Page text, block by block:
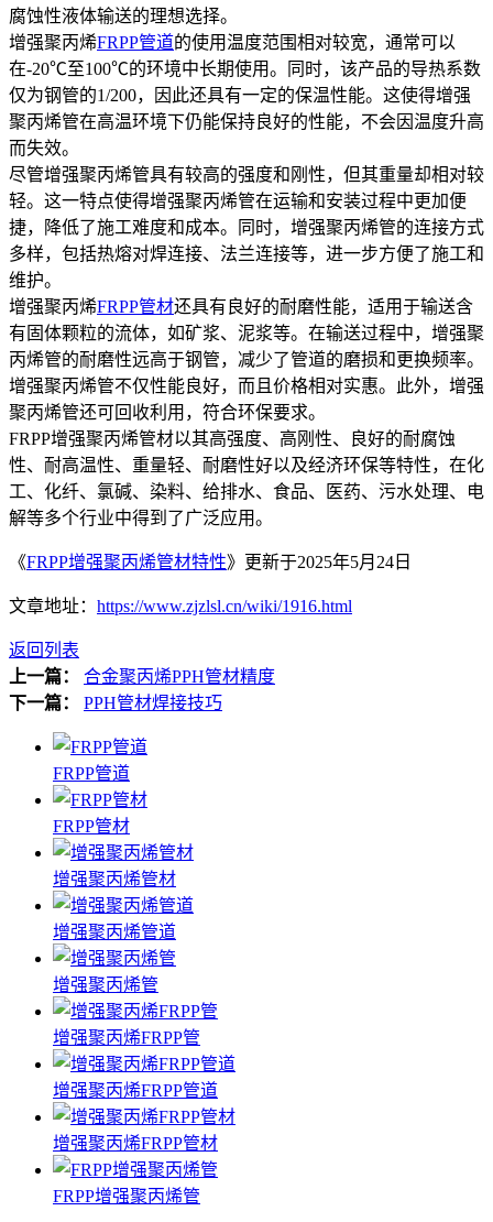
腐蚀性液体输送的理想选择。
增强聚丙烯FRPP管道的使用温度范围相对较宽，通常可以
在-20℃至100℃的环境中长期使用。同时，该产品的导热系数
仅为钢管的1/200，因此还具有一定的保温性能。这使得增强
聚丙烯管在高温环境下仍能保持良好的性能，不会因温度升高
而失效。
尽管增强聚丙烯管具有较高的强度和刚性，但其重量却相对较
轻。这一特点使得增强聚丙烯管在运输和安装过程中更加便
捷，降低了施工难度和成本。同时，增强聚丙烯管的连接方式
多样，包括热熔对焊连接、法兰连接等，进一步方便了施工和
维护。
增强聚丙烯FRPP管材还具有良好的耐磨性能，适用于输送含
有固体颗粒的流体，如矿浆、泥浆等。在输送过程中，增强聚
丙烯管的耐磨性远高于钢管，减少了管道的磨损和更换频率。
增强聚丙烯管不仅性能良好，而且价格相对实惠。此外，增强
聚丙烯管还可回收利用，符合环保要求。
FRPP增强聚丙烯管材以其高强度、高刚性、良好的耐腐蚀
性、耐高温性、重量轻、耐磨性好以及经济环保等特性，在化
工、化纤、氯碱、染料、给排水、食品、医药、污水处理、电
解等多个行业中得到了广泛应用。
《FRPP增强聚丙烯管材特性》更新于2025年5月24日
文章地址： https://www.zjzlsl.cn/wiki/1916.html
返回列表
上一篇：
合金聚丙烯PPH管材精度
下一篇：
PPH管材焊接技巧
FRPP管道
FRPP管材
增强聚丙烯管材
增强聚丙烯管道
增强聚丙烯管
增强聚丙烯FRPP管
增强聚丙烯FRPP管道
增强聚丙烯FRPP管材
FRPP增强聚丙烯管